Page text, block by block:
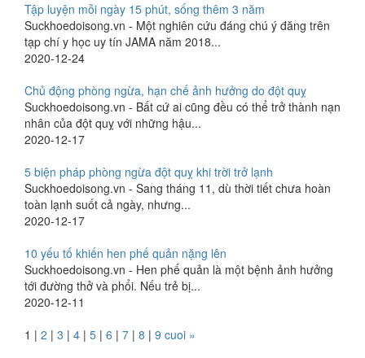
Tập luyện mỗi ngày 15 phút, sống thêm 3 năm
Suckhoedoisong.vn - Một nghiên cứu đáng chú ý đăng trên
tạp chí y học uy tín JAMA năm 2018...
2020-12-24
Chủ động phòng ngừa, hạn chế ảnh hưởng do đột quỵ
Suckhoedoisong.vn - Bất cứ ai cũng đều có thể trở thành nạn
nhân của đột quỵ với những hậu...
2020-12-17
5 biện pháp phòng ngừa đột quỵ khi trời trở lạnh
Suckhoedoisong.vn - Sang tháng 11, dù thời tiết chưa hoàn
toàn lạnh suốt cả ngày, nhưng...
2020-12-17
10 yếu tố khiến hen phế quản nặng lên
Suckhoedoisong.vn - Hen phế quản là một bệnh ảnh hưởng
tới đường thở và phổi. Nếu trẻ bị...
2020-12-11
1 | 2 | 3 | 4 | 5 | 6 | 7 | 8 | 9 cuoi »